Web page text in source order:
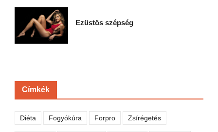
Ezüstös szépség
Címkék
Diéta Fogyókúra Forpro Zsírégetés